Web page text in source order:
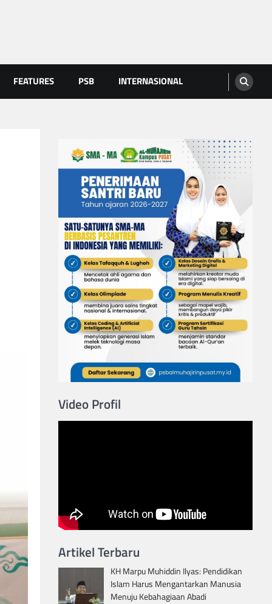
FEATURES PSB INTERNASIONAL
Video Profil
Artikel Terbaru
KH Marpu Muhiddin Ilyas: Pendidikan
Islam Harus Mengantarkan Manusia
Menuju Kebahagiaan Abadi